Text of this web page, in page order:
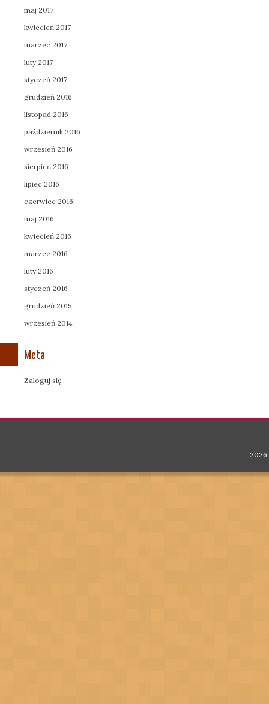
maj 2017
kwiecień 2017
marzec 2017
luty 2017
styczeń 2017
grudzień 2016
listopad 2016
październik 2016
wrzesień 2016
sierpień 2016
lipiec 2016
czerwiec 2016
maj 2016
kwiecień 2016
marzec 2016
luty 2016
styczeń 2016
grudzień 2015
wrzesień 2014
Meta
Zaloguj się
2026